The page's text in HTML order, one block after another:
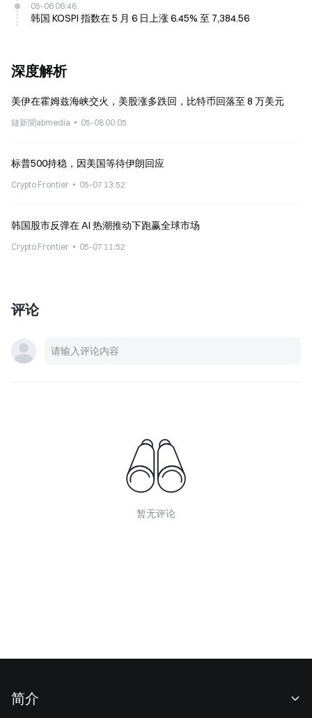
05-06 06:46
韩国 KOSPI 指数在 5 月 6 日上涨 6.45% 至 7,384.56
深度解析
美伊在霍姆兹海峡交火，美股涨多跌回，比特币回落至 8 万美元
鏈新聞abmedia 05-08 00:05
标普500持稳，因美国等待伊朗回应
Crypto Frontier 05-07 13:52
韩国股市反弹在 AI 热潮推动下跑赢全球市场
Crypto Frontier 05-07 11:52
评论
暂无评论
简介